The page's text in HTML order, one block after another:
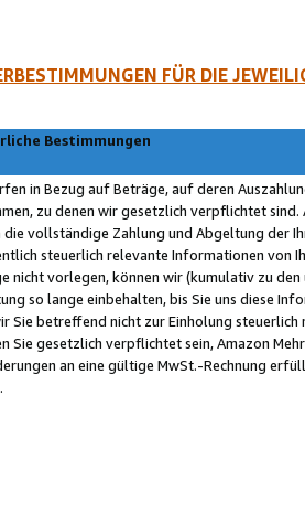
FÜR DIE
Bestimmungen
in Bezug auf Beträge, auf deren
zu denen wir gesetzlich verpflichtet
die vollständige Zahlung und Abgeltung der
steuerlich relevante Informationen von
nicht vorlegen, können wir (kumulativ zu
so lange einbehalten, bis Sie uns diese
Sie betreffend nicht zur Einholung
Sie gesetzlich verpflichtet sein, Amazon
an eine gültige MwSt.-Rechnung